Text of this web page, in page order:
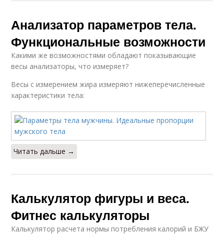
Анализатор параметров тела.
Функциональные возможности
Какими же возможностями обладают показывающие
весы анализаторы, что измеряет?
Весы с измерением жира измеряют нижеперечисленные
характеристики тела:
Читать дальше →
Калькулятор фигуры и веса.
Фитнес калькуляторы
Калькулятор расчета нормы потребления калорий и БЖУ